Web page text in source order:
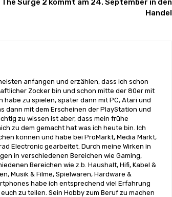
The Surge 2 kommt am 24. September in den
Handel
anfangen und erzählen, dass ich schon
Zocker bin und schon mitte der 80er mit
habe zu spielen, später dann mit PC, Atari und
dann mit dem Erscheinen der PlayStation und
zu wissen ist aber, dass mein frühe
zu dem gemacht hat was ich heute bin. Ich
können und habe bei ProMarkt, Media Markt,
Electronic gearbeitet. Durch meine Wirken in
in verschiedenen Bereichen wie Gaming,
Bereichen wie z.b. Haushalt, Hifi, Kabel &
Musik & Filme, Spielwaren, Hardware &
habe ich entsprechend viel Erfahrung
zu teilen. Sein Hobby zum Beruf zu machen